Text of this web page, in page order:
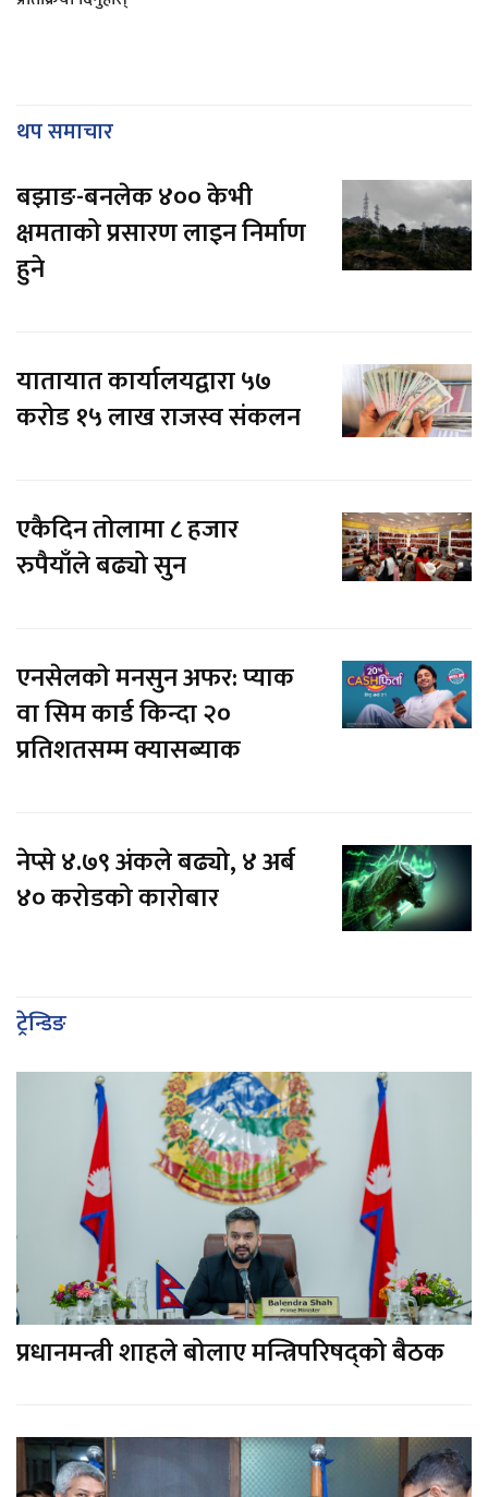
थप समाचार
बझाङ-बनलेक ४०० केभी
क्षमताको प्रसारण लाइन निर्माण
हुने
यातायात कार्यालयद्वारा ५७
करोड १५ लाख राजस्व संकलन
एकैदिन तोलामा ८ हजार
रुपैयाँले बढ्यो सुन
एनसेलकाे मनसुन अफर: प्याक
वा सिम कार्ड किन्दा २०
प्रतिशतसम्म क्यासब्याक
नेप्से ४.७९ अंकले बढ्यो, ४ अर्ब
४० करोडको कारोबार